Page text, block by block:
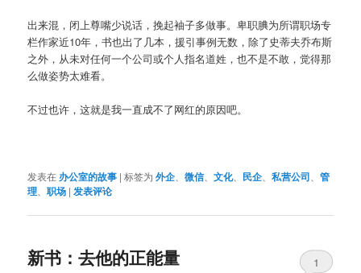
出来混，闭上尊嘴少说话，挽起袖子多做事。卑职腆为所谓职场专
栏作家近10年，书也出了几本，援引事例无数，除了史蒂夫乔布斯
之外，从未对任何一个公司或个人指名道姓，也不是不敢，觉得那
么做姿势太难看。
不过也许，这就是我一直成不了网红的原因吧。
发表在 办公室的故事 |标签为 外企 、微信、文化、 民企 、私营公司 、管
理 、职场 | 发表评论
新书：去他的正能量 1